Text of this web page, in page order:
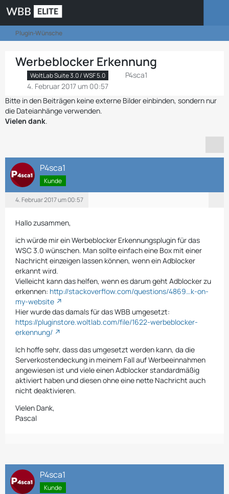
Plugin-Wünsche
Werbeblocker Erkennung
WoltLab Suite 3.0 / WSF 5.0
P4sca1
4. Februar 2017 um 00:57
Bitte in den Beiträgen keine externe Bilder einbinden, sondern nur
die Dateianhänge verwenden.
Vielen dank.
P4sca1
Kunde
4. Februar 2017 um 00:57
Hallo zusammen,
ich würde mir ein Werbeblocker Erkennungsplugin für das
WSC 3.0 wünschen. Man sollte einfach eine Box mit einer
Nachricht einzeigen lassen können, wenn ein Adblocker
erkannt wird.
Vielleicht kann das helfen, wenn es darum geht Adblocker zu
erkennen: http://stackoverflow.com/questions/4869…k-on-
my-website
Hier wurde das damals für das WBB umgesetzt:
https://pluginstore.woltlab.com/file/1622-werbeblocker-
erkennung/
Ich hoffe sehr, dass das umgesetzt werden kann, da die
Serverkostendeckung in meinem Fall auf Werbeeinnahmen
angewiesen ist und viele einen Adblocker standardmäßig
aktiviert haben und diesen ohne eine nette Nachricht auch
nicht deaktivieren.
Vielen Dank,
Pascal
P4sca1
Kunde